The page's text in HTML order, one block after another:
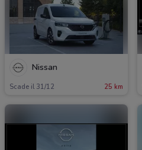
Nissan
Scade il 31/12 25 km